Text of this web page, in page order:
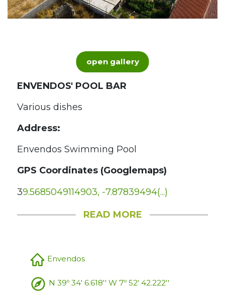
open gallery
ENVENDOS' POOL BAR
Various dishes
Address:
Envendos Swimming Pool
GPS Coordinates (Googlemaps)
39.5685049114903, -7.87839494(...)
READ MORE
Envendos
N 39º 34' 6.618'' W 7º 52' 42.222''